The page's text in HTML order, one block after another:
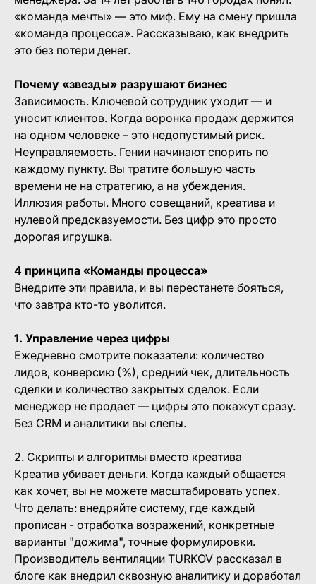
«команда мечты» — это миф. Ему на смену пришла
«команда процесса». Рассказываю, как внедрить
это без потери денег.
Почему «звезды» разрушают бизнес
Зависимость. Ключевой сотрудник уходит — и
уносит клиентов. Когда воронка продаж держится
на одном человеке – это недопустимый риск.
Неуправляемость. Гении начинают спорить по
каждому пункту. Вы тратите большую часть
времени не на стратегию, а на убеждения.
Иллюзия работы. Много совещаний, креатива и
нулевой предсказуемости. Без цифр это просто
дорогая игрушка.
4 принципа «Команды процесса»
Внедрите эти правила, и вы перестанете бояться,
что завтра кто-то уволится.
1. Управление через цифры
Ежедневно смотрите показатели: количество
лидов, конверсию (%), средний чек, длительность
сделки и количество закрытых сделок. Если
менеджер не продает — цифры это покажут сразу.
Без CRM и аналитики вы слепы.
2. Скрипты и алгоритмы вместо креатива
Креатив убивает деньги. Когда каждый общается
как хочет, вы не можете масштабировать успех.
Что делать: внедряйте систему, где каждый
прописан - отработка возражений, конкретные
варианты "дожима", точные формулировки.
Производитель вентиляции TURKOV рассказал в
блоге как внедрил сквозную аналитику и доработал